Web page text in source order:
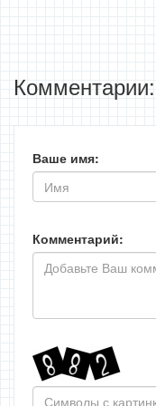
Комментарии:
Ваше имя:
Комментарий: